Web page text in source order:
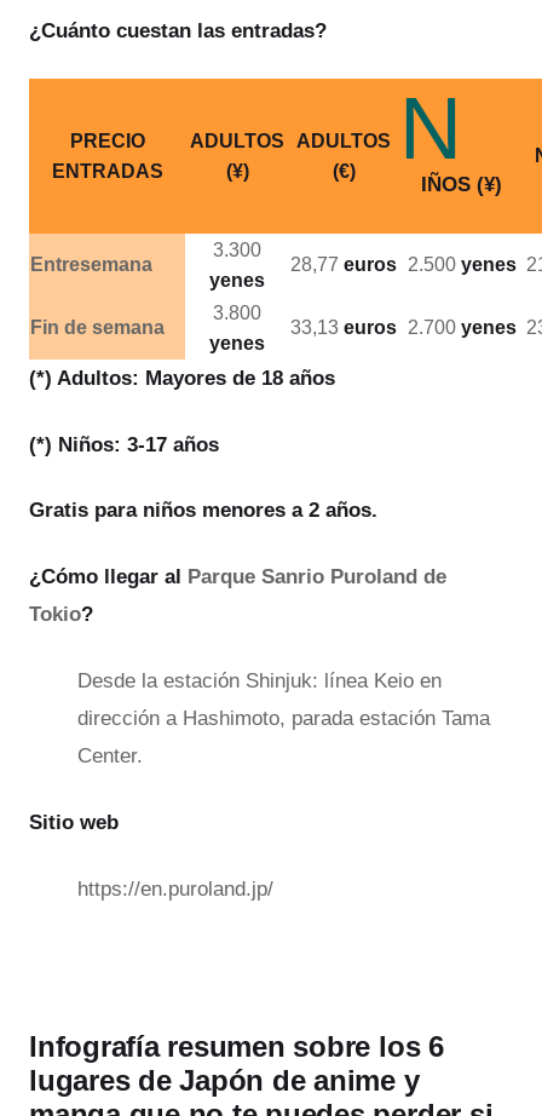
¿Cuánto cuestan las entradas?
PRECIO
ENTRADAS
ADULTOS
(¥)
ADULTOS
(€)
N
IÑOS (¥)
Entresemana
3.300
yenes
28,77 euros 2.500 yenes
Fin de semana
3.800
yenes
33,13 euros 2.700 yenes
(*) Adultos: Mayores de 18 años
(*) Niños: 3-17 años
Gratis para niños menores a 2 años.
¿Cómo llegar al Parque Sanrio Puroland de
Tokio?
Desde la estación Shinjuk: línea Keio en
dirección a Hashimoto, parada estación Tama
Center.
Sitio web
https://en.puroland.jp/
Infografía resumen sobre los 6
lugares de Japón de anime y